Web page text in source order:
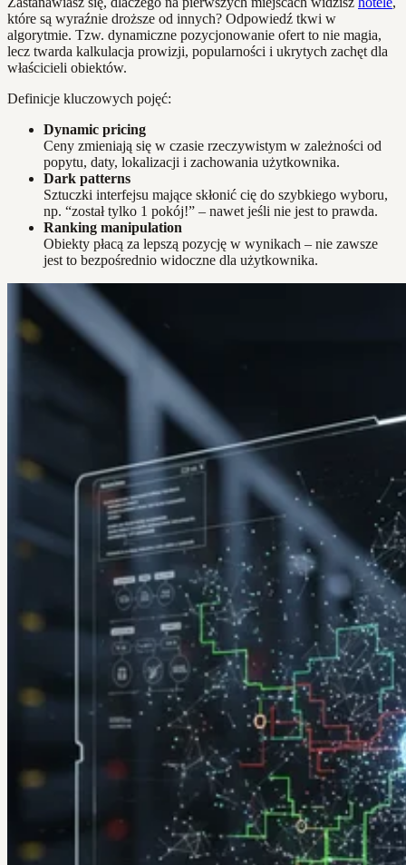
które są wyraźnie droższe od innych? Odpowiedź tkwi w
algorytmie. Tzw. dynamiczne pozycjonowanie ofert to nie magia,
lecz twarda kalkulacja prowizji, popularności i ukrytych zachęt dla
właścicieli obiektów.
Definicje kluczowych pojęć:
Dynamic pricing
Ceny zmieniają się w czasie rzeczywistym w zależności od
popytu, daty, lokalizacji i zachowania użytkownika.
Dark patterns
Sztuczki interfejsu mające skłonić cię do szybkiego wyboru,
np. “został tylko 1 pokój!” – nawet jeśli nie jest to prawda.
Ranking manipulation
Obiekty płacą za lepszą pozycję w wynikach – nie zawsze
jest to bezpośrednio widoczne dla użytkownika.